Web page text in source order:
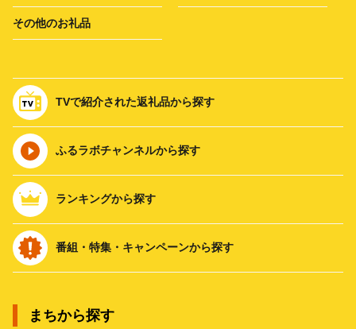
その他のお礼品
TVで紹介された返礼品から探す
ふるラボチャンネルから探す
ランキングから探す
番組・特集・キャンペーンから探す
まちから探す